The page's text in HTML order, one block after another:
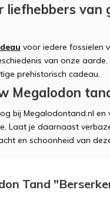
van
voor iedere fossielen
van onze aarde.
prehistorisch cadeau.
Megalodon
bij Megalodontand.nl en
Laat je daarnaast
en schoonheid van
Tand